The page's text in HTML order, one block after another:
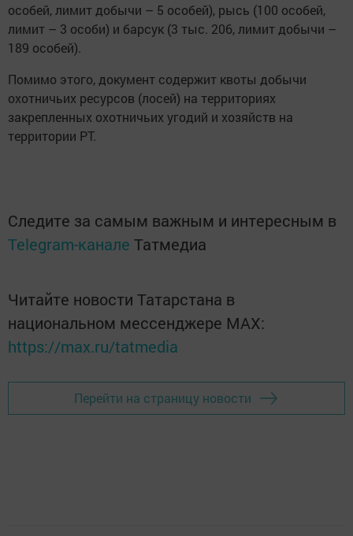
особей, лимит добычи – 5 особей), рысь (100 особей,
лимит – 3 особи) и барсук (3 тыс. 206, лимит добычи –
189 особей).
Помимо этого, документ содержит квоты добычи
охотничьих ресурсов (лосей) на территориях
закрепленных охотничьих угодий и хозяйств на
территории РТ.
Следите за самым важным и интересным в
Telegram-канале Татмедиа
Читайте новости Татарстана в
национальном мессенджере MАХ:
https://max.ru/tatmedia
Перейти на страницу новости